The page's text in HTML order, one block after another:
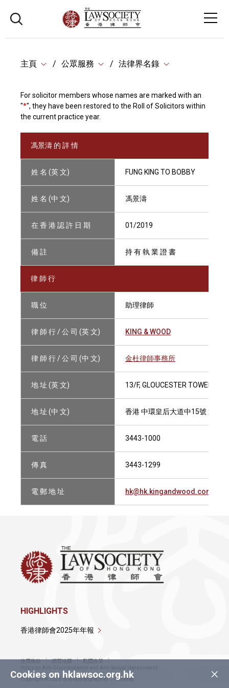
主頁 公眾服務 法律界名錄
For solicitor members whose names are marked with an
"*", they have been restored to the Roll of Solicitors within
the current practice year.
馮景濤 的 詳 情
姓 名 (英 文) FUNG KING TO BOBBY
姓 名 (中 文) 馮景濤
在 香 港 認 許 日 期 01/2019
備 註 持 有 執 業 證 書
律 師 行
職 位 助理律師
律 師 行 / 公 司 (英 文) KING & WOOD
律 師 行 / 公 司 (中 文) 金杜律師事務所
地 址 (英 文) 13/F, GLOUCESTER TOWER,
地 址 (中 文) 香港 中環皇后大道中15號 置地
電 話 3443-1000
傳 真 3443-1299
電 郵 地 址 hk@hk.kingandwood.com
×
Cookies on hklawsoc.org.hk
HIGHLIGHTS
香港律師會2025年年報
使用條款 網頁地圖
私隱政策
Policy on Anti-Discrimination and Anti-Sexual Harassment
Copyright © 2026 香港律師會版權所有，不得轉載